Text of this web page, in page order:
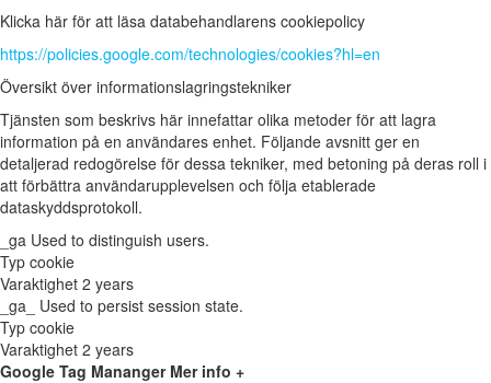
Klicka här för att läsa databehandlarens cookiepolicy
https://policies.google.com/technologies/cookies?hl=en
Översikt över informationslagringstekniker
Tjänsten som beskrivs här innefattar olika metoder för att lagra
information på en användares enhet. Följande avsnitt ger en
detaljerad redogörelse för dessa tekniker, med betoning på deras roll i
att förbättra användarupplevelsen och följa etablerade
dataskyddsprotokoll.
_ga Used to distinguish users.
Typ cookie
Varaktighet 2 years
_ga_
Used to persist session state.
Typ cookie
Varaktighet 2 years
Google Tag Mananger Mer info +